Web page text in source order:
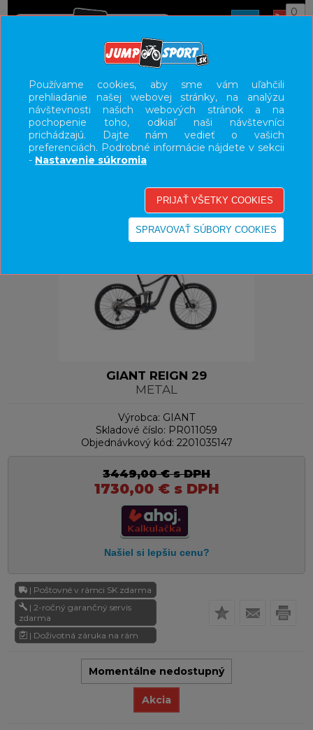
0
TRAIL
UŽÍVATEĽSKÝ PANEL
KATEGÓRIE
VÝPREDAJ - VŠETKO
GIANT REIGN 29
METAL
Výrobca: GIANT
Skladové číslo: PR011059
Objednávkový kód: 2201035147
3449,00 €s DPH
1730,00 €s DPH
| Poštovné v rámci SK zdarma
| 2-ročný garančný servis
zdarma
| Doživotná záruka na rám
Momentálne nedostupný
Akcia
Používame cookies, aby sme vám uľahčili
prehliadanie našej webovej stránky, na analýzu
návštevnosti našich webových stránok a na
pochopenie toho, odkiaľ naši návštevníci
prichádzajú. Dajte nám vedieť o vašich
preferenciách. Podrobné informácie nájdete v sekcii
- Nastavenie súkromia